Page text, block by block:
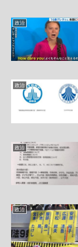
政治
政治
政治
政治